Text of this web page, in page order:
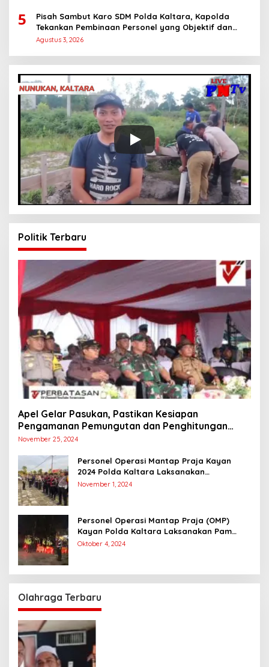
5
Pisah Sambut Karo SDM Polda Kaltara, Kapolda
Tekankan Pembinaan Personel yang Objektif dan
Berkeadilan
Agustus 3, 2026
Politik Terbaru
Apel Gelar Pasukan, Pastikan Kesiapan
Pengamanan Pemungutan dan Penghitungan
Suara
November 25, 2024
Personel Operasi Mantap Praja Kayan
2024 Polda Kaltara Laksanakan
Pengamanan Simulasi Pemungutan dan
November 1, 2024
Personel Operasi Mantap Praja (OMP)
Kayan Polda Kaltara Laksanakan Pam
Kampanye Paslon Gubernur dan Wakil
Oktober 4, 2024
Olahraga Terbaru